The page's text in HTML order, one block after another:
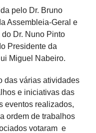
pelo Dr. Bruno
Assembleia-Geral e
Dr. Nuno Pinto
Presidente da
Miguel Nabeiro.
das várias atividades
e iniciativas das
eventos realizados,
ordem de trabalhos
votaram e